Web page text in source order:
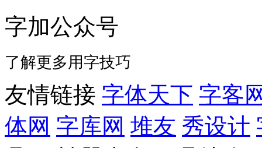
字加公众号
了解更多用字技巧
友情链接 字体天下 字客
体网 字库网 堆友 秀设计